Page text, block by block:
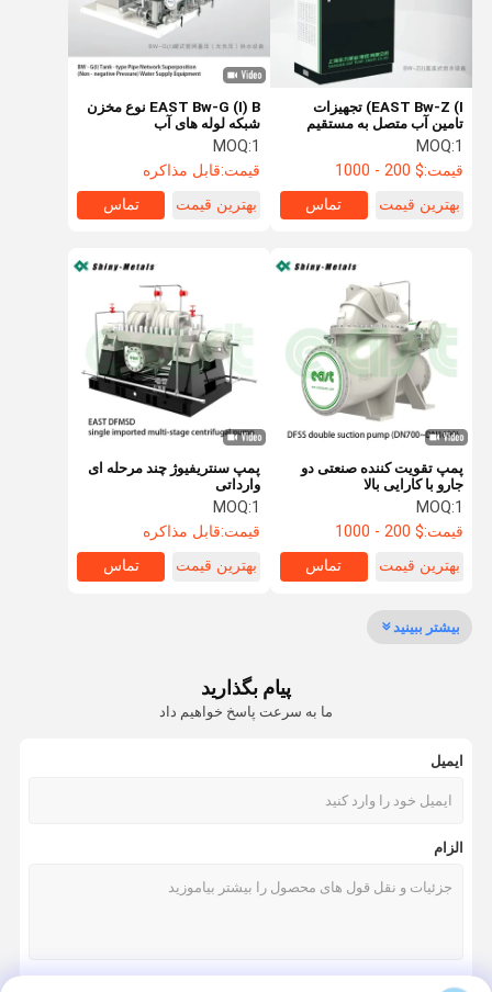
خانه محصولات دربارهی ما کارخانه تور
کنترل کیفیت تماس با ما
درخواست نقل
پمپ بازگردانی آب
EAST Bw-Z (I) تجهیزات
تامین آب متصل به مستقیم
MOQ:1
قیمت:$ 200 - 1000
بهترین قیمت
تماس
EAST Bw-G (I) B نوع مخزن
شبکه لوله های آب
MOQ:1
قیمت:قابل مذاکره
بهترین قیمت
تماس
پمپ تقویت کننده صنعتی دو
جارو با کارایی بالا
MOQ:1
قیمت:$ 200 - 1000
بهترین قیمت
تماس
پمپ سنتریفیوژ چند مرحله ای
وارداتی
MOQ:1
قیمت:قابل مذاکره
بهترین قیمت
تماس
بیشتر ببینید
پیام بگذارید
ما به سرعت پاسخ خواهیم داد
ایمیل
الزام